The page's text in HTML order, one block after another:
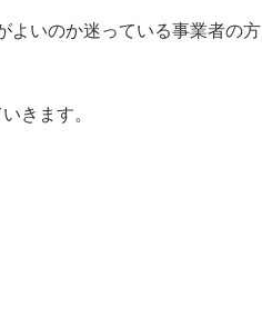
よいのか迷っている事業者の方
きます。